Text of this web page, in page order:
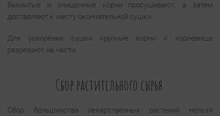
Вымытые и очищенные корни просушивают, а затем
доставляют к месту окончательной сушки.
Для ускорения сушки крупные корни и корневища
разрезают на части.
Сбор растительного сырья.
Сбор большинства лекарственных растений нельзя